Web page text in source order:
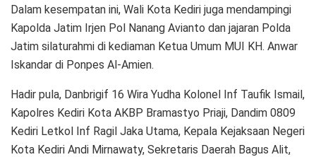
Dalam kesempatan ini, Wali Kota Kediri juga mendampingi
Kapolda Jatim Irjen Pol Nanang Avianto dan jajaran Polda
Jatim silaturahmi di kediaman Ketua Umum MUI KH. Anwar
Iskandar di Ponpes Al-Amien.
Hadir pula, Danbrigif 16 Wira Yudha Kolonel Inf Taufik Ismail,
Kapolres Kediri Kota AKBP Bramastyo Priaji, Dandim 0809
Kediri Letkol Inf Ragil Jaka Utama, Kepala Kejaksaan Negeri
Kota Kediri Andi Mirnawaty, Sekretaris Daerah Bagus Alit,